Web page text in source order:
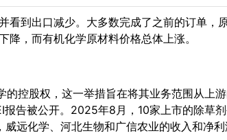
到出口减少。大多数完成了之前的订单，
，而有机化学原材料价格总体上涨。
控股权，这一举措旨在将其业务范围从上
告被公开。2025年8月，10家上市的除草
远化学、河北生物和广信农业的收入和净利